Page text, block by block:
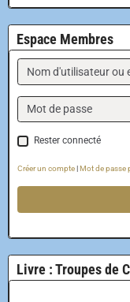
Espace Membres
Rester connecté
Créer un compte|Mot de passe
Livre : Troupes de